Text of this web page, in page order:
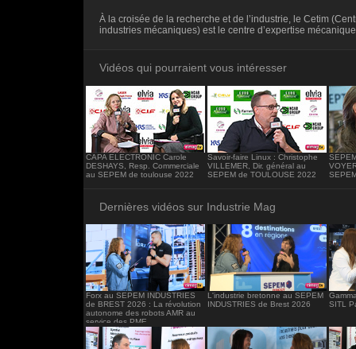
frameborder="0"></iframe>
À la croisée de la recherche et de l’industrie, le Cetim
industries mécaniques) est le centre d’expertise
Vidéos qui pourraient vous intéresser
CAPA ELECTRONIC Carole
DESHAYS, Resp. Commerciale
au SEPEM de toulouse 2022
Savoir-faire Linux : Christophe
VILLEMER, Dir. général au
SEPEM de TOULOUSE 2022
Dernières vidéos sur Industrie Mag
Forx au SEPEM INDUSTRIES
de BREST 2026 : La révolution
autonome des robots AMR au
service des PME
L'industrie bretonne au SEPEM
INDUSTRIES de Brest 2026
SITL